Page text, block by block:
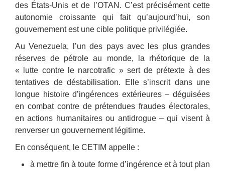
des États-Unis et de l’OTAN. C’est précisément cette
autonomie croissante qui fait qu’aujourd’hui, son
gouvernement est une cible politique privilégiée.
Au Venezuela, l’un des pays avec les plus grandes
réserves de pétrole au monde, la rhétorique de la
« lutte contre le narcotrafic » sert de prétexte à des
tentatives de déstabilisation. Elle s’inscrit dans une
longue histoire d’ingérences extérieures ‒ déguisées
en combat contre de prétendues fraudes électorales,
en actions humanitaires ou antidrogue ‒ qui visent à
renverser un gouvernement légitime.
En conséquent, le CETIM appelle :
à mettre fin à toute forme d’ingérence et à tout plan